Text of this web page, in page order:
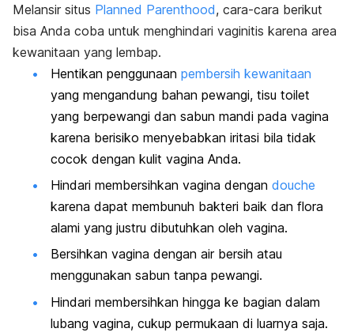
Melansir situs Planned Parenthood, cara-cara berikut
bisa Anda coba untuk menghindari vaginitis karena area
kewanitaan yang lembap.
Hentikan penggunaan pembersih kewanitaan
yang mengandung bahan pewangi, tisu toilet
yang berpewangi dan sabun mandi pada vagina
karena berisiko menyebabkan iritasi bila tidak
cocok dengan kulit vagina Anda.
Hindari membersihkan vagina dengan douche
karena dapat membunuh bakteri baik dan flora
alami yang justru dibutuhkan oleh vagina.
Bersihkan vagina dengan air bersih atau
menggunakan sabun tanpa pewangi.
Hindari membersihkan hingga ke bagian dalam
lubang vagina, cukup permukaan di luarnya saja.